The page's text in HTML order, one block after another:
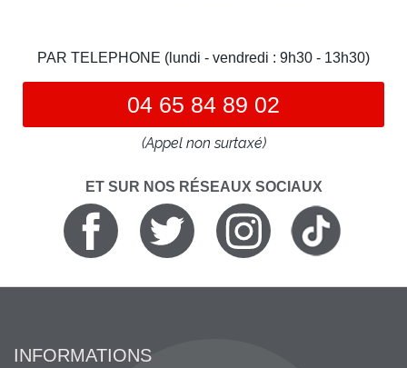
PAR TELEPHONE (lundi - vendredi : 9h30 - 13h30)
04 65 84 89 02
(Appel non surtaxé)
ET SUR NOS RÉSEAUX SOCIAUX
INFORMATIONS